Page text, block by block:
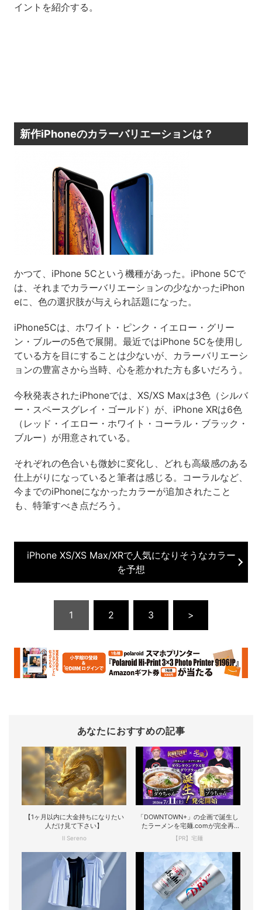
イントを紹介する。
新作iPhoneのカラーバリエーションは？
かつて、iPhone 5Cという機種があった。iPhone 5Cで
は、それまでカラーバリエーションの少なかったiPhon
eに、色の選択肢が与えられ話題になった。
iPhone5Cは、ホワイト・ピンク・イエロー・グリー
ン・ブルーの5色で展開。最近ではiPhone 5Cを使用し
ている方を目にすることは少ないが、カラーバリエーシ
ョンの豊富さから当時、心を惹かれた方も多いだろう。
今秋発表されたiPhoneでは、XS/XS Maxは3色（シルバ
ー・スペースグレイ・ゴールド）が、iPhone XRは6色
（レッド・イエロー・ホワイト・コーラル・ブラック・
ブルー）が用意されている。
それぞれの色合いも微妙に変化し、どれも高級感のある
仕上がりになっていると筆者は感じる。コーラルなど、
今までのiPhoneになかったカラーが追加されたこと
も、特筆すべき点だろう。
iPhone XS/XS Max/XRで人気になりそうなカラー
を予想
1 2 3 >
あなたにおすすめの記事
【1ヶ月以内に大金持ちになりたい
人だけ見て下さい】
Il Sereno
「DOWNTOWN+」の企画で誕生し
たラーメンを宅麺.comが完全再
現！
【PR】宅麺